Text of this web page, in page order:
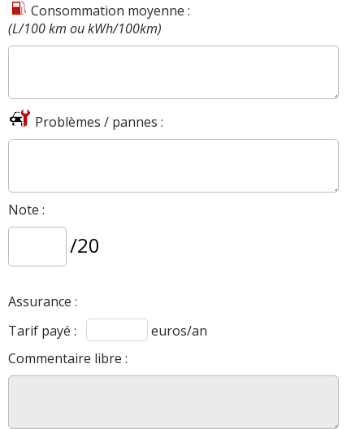
Consommation moyenne :
(L/100 km ou kWh/100km)
Problèmes / pannes :
Note :
/20
Assurance :
Tarif payé :
euros/an
Commentaire libre :